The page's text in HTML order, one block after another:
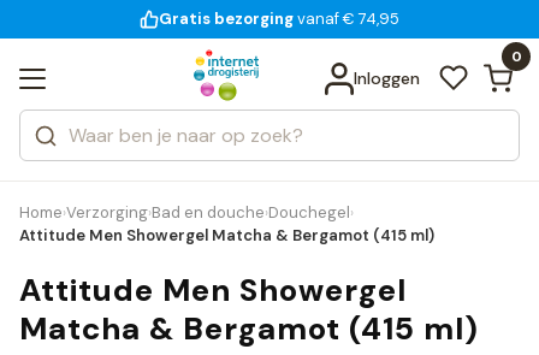
voor 18:00 uur besteld
Gratis bezorging
14 dagen bedenktijd
Inloggen
0
Zoeken
Categorieën
Merken
Bekijk alle resultaten
Home›Verzorging›Bad en douche›Douchegel›
Attitude Men Showergel Matcha & Bergamot (415 ml)
Attitude Men Showergel
Matcha & Bergamot (415 ml)